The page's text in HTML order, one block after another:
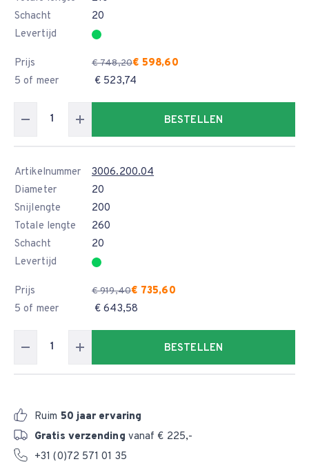
Schacht
20
Levertijd
Prijs € 748,20€ 598,60
5 of meer
€ 523,74
BESTELLEN
Artikelnummer
3006.200.04
Diameter
20
Snijlengte
200
Totale lengte
260
Schacht
20
Levertijd
Prijs € 919,40€ 735,60
5 of meer
€ 643,58
BESTELLEN
Ruim 50 jaar ervaring
Gratis verzending vanaf € 225,-
+31 (0)72 571 01 35